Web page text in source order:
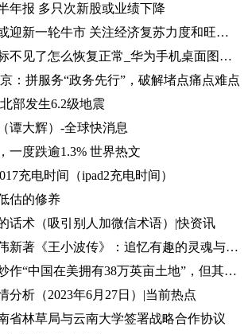
年报 多只次新股或业绩下降
广发证券：白酒或迎新一轮牛市 关注经济复苏力度和旺季动销
华为手机桌面图标不见了怎么恢复正常_华为手机桌面图标不见了怎么办
：拼服务“政务先行”，破解堵点痛点难点
部发生6.2级地震
谭大辉）-全球快消息
一度跌逾1.3% 世界热文
充电时间（ipad2充电时间）
估的修养
话术（吸引别人加微信术语）|快资讯
全球观天下！房伟新著《王小波传》：追忆有趣的灵魂与思想的炬火
环球精选！美媒炒作“中国在美拥有38万英亩土地”，但其中数据真相了......
分析（2023年6月27日）|当前热点
省林草局与云南大学签署战略合作协议